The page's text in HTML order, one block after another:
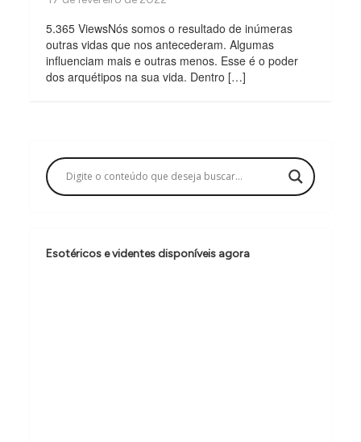
5.365 ViewsNós somos o resultado de inúmeras
outras vidas que nos antecederam. Algumas
influenciam mais e outras menos. Esse é o poder
dos arquétipos na sua vida. Dentro […]
Esotéricos e videntes disponíveis agora